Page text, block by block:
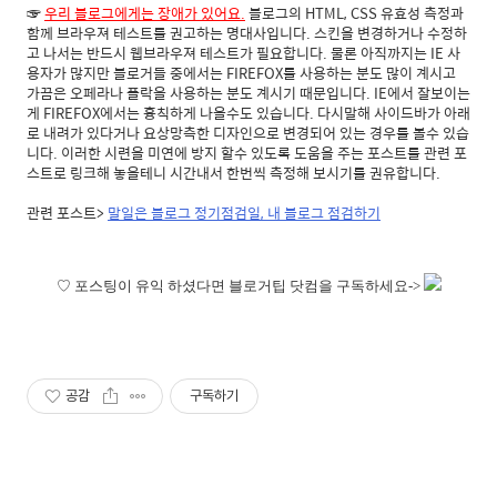
☞우리 블로그에게는 장애가 있어요.블로그의 HTML, CSS 유효성 측정과
함께 브라우져 테스트를 권고하는 명대사입니다. 스킨을 변경하거나 수정하
고 나서는 반드시 웹브라우져 테스트가 필요합니다. 물론 아직까지는 IE 사
용자가 많지만 블로거들 중에서는 FIREFOX를 사용하는 분도 많이 계시고
가끔은 오페라나 플락을 사용하는 분도 계시기 때문입니다. IE에서 잘보이는
게 FIREFOX에서는 흉칙하게 나올수도 있습니다. 다시말해 사이드바가 아래
로 내려가 있다거나 요상망측한 디자인으로 변경되어 있는 경우를 볼수 있습
니다. 이러한 시련을 미연에 방지 할수 있도록 도움을 주는 포스트를 관련 포
스트로 링크해 놓을테니 시간내서 한번씩 측정해 보시기를 권유합니다.
관련 포스트> 말일은 블로그 정기점검일, 내 블로그 점검하기
♡ 포스팅이 유익 하셨다면 블로거팁 닷컴을 구독하세요->
공감 구독하기